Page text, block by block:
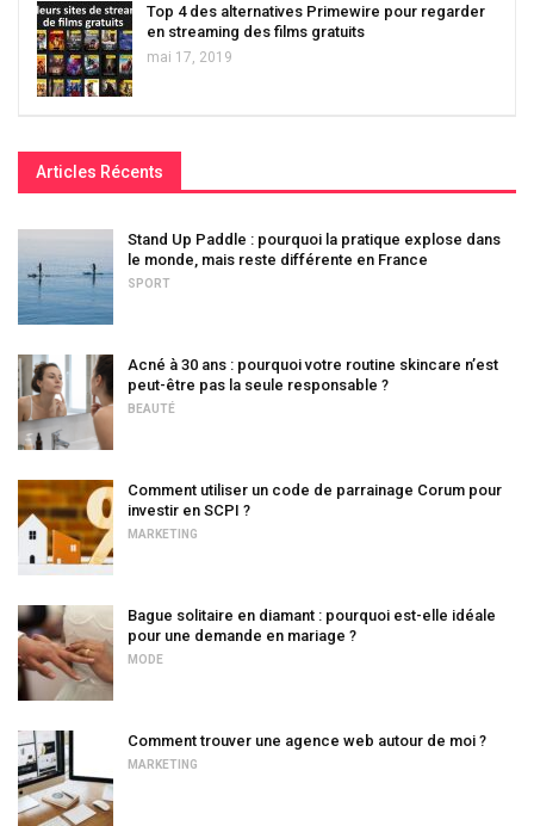
Top 4 des alternatives Primewire pour regarder
en streaming des films gratuits
mai 17, 2019
Articles Récents
Stand Up Paddle : pourquoi la pratique explose dans
le monde, mais reste différente en France
SPORT
Acné à 30 ans : pourquoi votre routine skincare n’est
peut-être pas la seule responsable ?
BEAUTÉ
Comment utiliser un code de parrainage Corum pour
investir en SCPI ?
MARKETING
Bague solitaire en diamant : pourquoi est-elle idéale
pour une demande en mariage ?
MODE
Comment trouver une agence web autour de moi ?
MARKETING